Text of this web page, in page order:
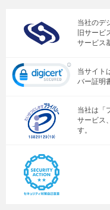
当社のデ
旧サービ
サービス
当サイト
バー証明
当社は「
サービス
す。